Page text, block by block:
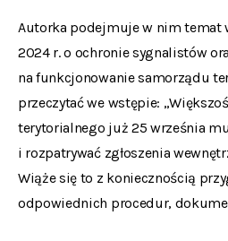
Autorka podejmuje w nim temat
2024 r. o ochronie sygnalistów
na funkcjonowanie samorządu
przeczytać we wstępie:
terytorialnego już 25 września
i rozpatrywać zgłoszenia
Wiąże się to z koniecznością
odpowiednich procedur,